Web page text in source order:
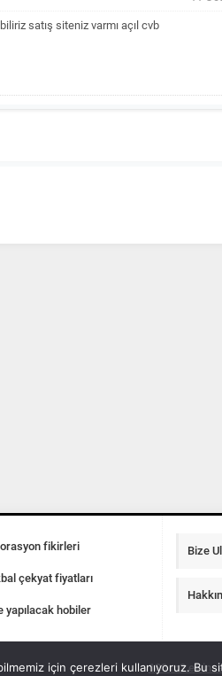
satış siteniz varmı açıl cvb
fikirleri
çekyat fiyatları
yapılacak hobiler
Bize
100 m2 ev
için çerezleri kullanıyoruz. Bu